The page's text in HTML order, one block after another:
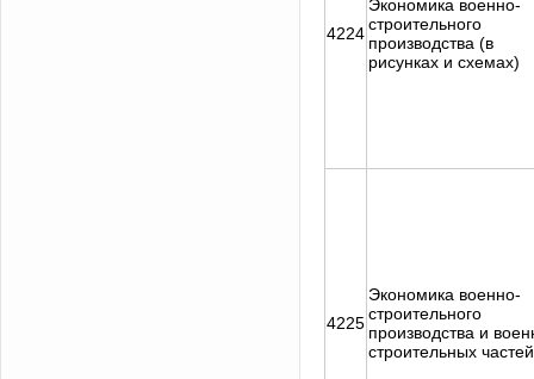
4224
Экономика военно-
строительного
производства (в
рисунках и схемах)
4225
Экономика военно-
строительного
производства и
строительных частей